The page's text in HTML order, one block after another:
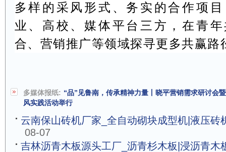
多样的采风形式、务实的合作项
业、高校、媒体平台三方，在青
合、营销推广等领域探寻更多共赢路
多媒体报纸: “品”见鲁南，传承精神力量丨晓平营销需求研讨会
风实践活动举行
云南保山砖机厂家_全自动砌块成型机|液压砖
08-07
吉林沥青木板源头工厂_沥青杉木板|浸沥青木